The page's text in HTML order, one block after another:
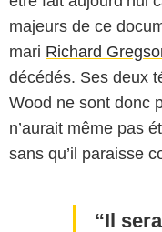
majeurs de ce
mari Richard
décédés. Ses deux
Wood ne sont donc
n’aurait même pas
sans qu’il paraisse
Il